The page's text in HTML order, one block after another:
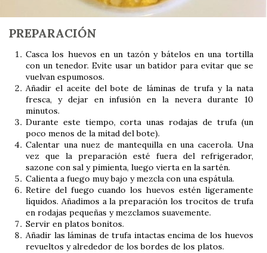
PREPARACIÓN
Casca los huevos en un tazón y bátelos en una tortilla
con un tenedor. Evite usar un batidor para evitar que se
vuelvan espumosos.
Añadir el aceite del bote de láminas de trufa y la nata
fresca, y dejar en infusión en la nevera durante 10
minutos.
Durante este tiempo, corta unas rodajas de trufa (un
poco menos de la mitad del bote).
Calentar una nuez de mantequilla en una cacerola. Una
vez que la preparación esté fuera del refrigerador,
sazone con sal y pimienta, luego vierta en la sartén.
Calienta a fuego muy bajo y mezcla con una espátula.
Retire del fuego cuando los huevos estén ligeramente
líquidos. Añadimos a la preparación los trocitos de trufa
en rodajas pequeñas y mezclamos suavemente.
Servir en platos bonitos.
Añadir las láminas de trufa intactas encima de los huevos
revueltos y alrededor de los bordes de los platos.